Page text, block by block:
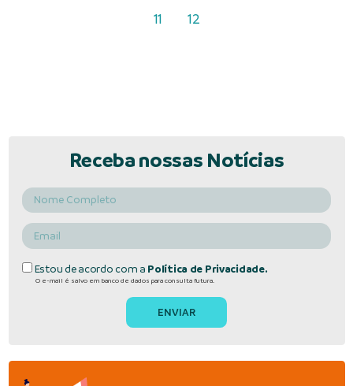
11 12
Receba nossas Notícias
Estou de acordo com a Política de Privacidade.
O e-mail é salvo em banco de dados para consulta futura.